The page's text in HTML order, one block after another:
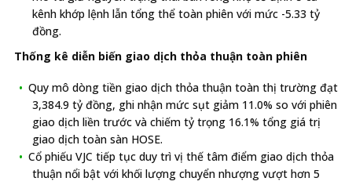
kênh khớp lệnh lẫn tổng thể toàn phiên với mức -5.33 tỷ
đồng.
Thống kê diễn biến giao dịch thỏa thuận toàn phiên
Quy mô dòng tiền giao dịch thỏa thuận toàn thị trường đạt
3,384.9 tỷ đồng, ghi nhận mức sụt giảm 11.0% so với phiên
giao dịch liền trước và chiếm tỷ trọng 16.1% tổng giá trị
giao dịch toàn sàn HOSE.
Cổ phiếu VJC tiếp tục duy trì vị thế tâm điểm giao dịch thỏa
thuận nổi bật với khối lượng chuyển nhượng vượt hơn 5